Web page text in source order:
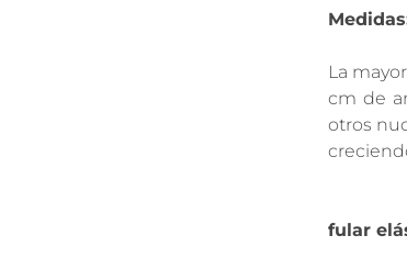
La
cm de
otros
fular